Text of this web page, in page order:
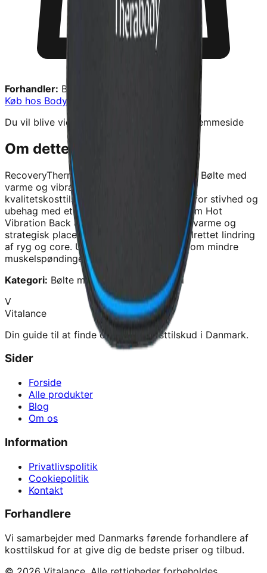
Forhandler: Body & More
Køb hos Body & More
Du vil blive videresendt til forhandlerens hjemmeside
Om dette produkt
RecoveryTherm Hot Vibration Back & Core Bølte med
varme og vibration til ryg og core
kvalitetskosttilskud fra
Slip for stivhed og
ubehag med et enkelt bølte RecoveryTherm Hot
Vibration Back & Core kombinerer prøcis varme og
strategisk placering af vibrationer for mølrettet lindring
af ryg og core. Uanset om det drejer sig om mindre
muskelspøndinger, menstruations
Kategori: Bølte med varme kulde terapi
V
Vitalance
Din guide til at finde de bedste kosttilskud i Danmark.
Sider
Forside
Alle produkter
Blog
Om os
Information
Privatlivspolitik
Cookiepolitik
Kontakt
Forhandlere
Vi samarbejder med Danmarks førende forhandlere af
kosttilskud for at give dig de bedste priser og tilbud.